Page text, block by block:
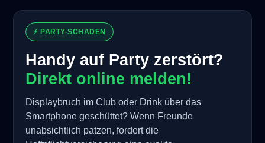
⚡ PARTY-SCHADEN
Handy auf Party zerstört?
Direkt online melden!
Displaybruch im Club oder Drink über das
Smartphone geschüttet? Wenn Freunde
unabsichtlich patzen, fordert die